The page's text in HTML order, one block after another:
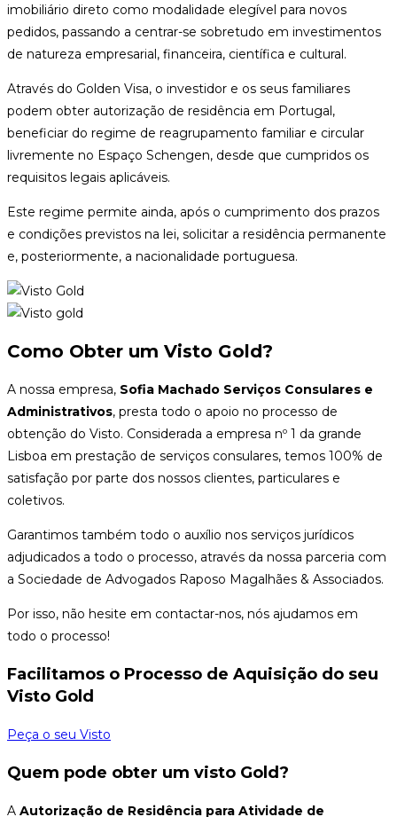
imobiliário direto como modalidade elegível para novos
pedidos, passando a centrar-se sobretudo em investimentos
de natureza empresarial, financeira, científica e cultural.
Através do Golden Visa, o investidor e os seus familiares
podem obter autorização de residência em Portugal,
beneficiar do regime de reagrupamento familiar e circular
livremente no Espaço Schengen, desde que cumpridos os
requisitos legais aplicáveis.
Este regime permite ainda, após o cumprimento dos prazos
e condições previstos na lei, solicitar a residência permanente
e, posteriormente, a nacionalidade portuguesa.
Como Obter um Visto Gold?
A nossa empresa, Sofia Machado Serviços Consulares e
Administrativos, presta todo o apoio no processo de
obtenção do Visto. Considerada a empresa nº 1 da grande
Lisboa em prestação de serviços consulares, temos 100% de
satisfação por parte dos nossos clientes, particulares e
coletivos.
Garantimos também todo o auxílio nos serviços jurídicos
adjudicados a todo o processo, através da nossa parceria com
a Sociedade de Advogados Raposo Magalhães & Associados.
Por isso, não hesite em contactar-nos, nós ajudamos em
todo o processo!
Facilitamos o Processo de Aquisição do seu
Visto Gold
Peça o seu Visto
Quem pode obter um visto Gold?
A Autorização de Residência para Atividade de